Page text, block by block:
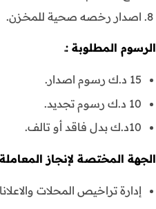
اصدار رخصه صحية للمخـزن.
الرسوم المطلوبة :ـ
15 د.ك رسوم اصدار.
10 د.ك رسوم تجديد.
10د.ك بدل فاقد أو تالف.
الجهة المختصة لإنجاز المعاملة
إدارة تراخيص المحلات